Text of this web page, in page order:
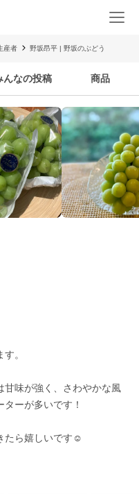
産者 野坂昂平 | 野坂のぶどう
んなの投稿 商品
。
甘味が強く、さわやかな風
ーが多いです！
たら嬉しいです☺︎